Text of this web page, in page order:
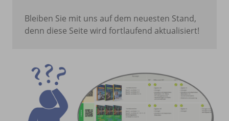
Bleiben Sie mit uns auf dem neuesten Stand,
denn diese Seite wird fortlaufend aktualisiert!